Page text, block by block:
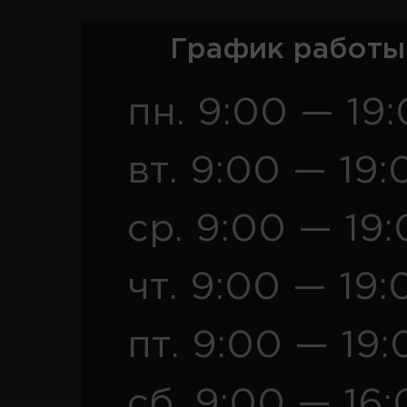
График
пн. 9:00 —
вт. 9:00 —
ср. 9:00 —
чт. 9:00 —
пт. 9:00 —